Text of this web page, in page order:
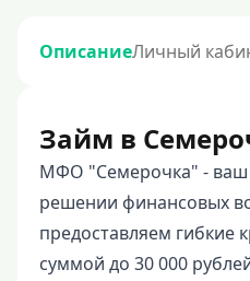
ОписаниеЛичный
Займ в
МФО "Семерочка" - ваш
решении финансовых
предоставляем гибкие
суммой до 30 000